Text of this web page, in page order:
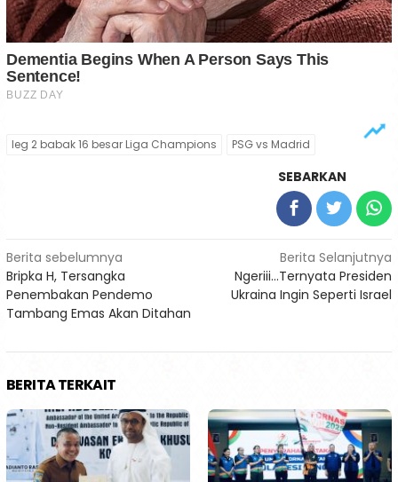
leg 2 babak 16 besar Liga Champions PSG vs Madrid
SEBARKAN
Navigasi
pos
Berita sebelumnya
Bripka H, Tersangka
Penembakan Pendemo
Tambang Emas Akan Ditahan
Berita Selanjutnya
Ngeriii…Ternyata Presiden
Ukraina Ingin Seperti Israel
BERITA TERKAIT